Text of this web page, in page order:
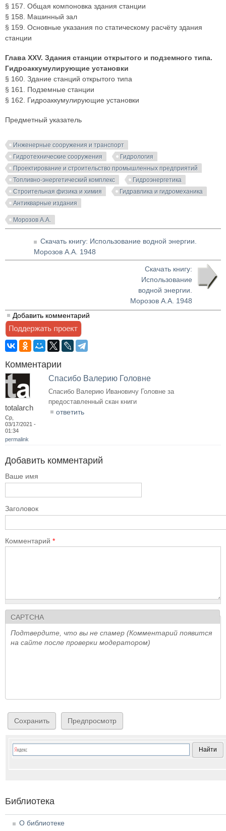
§ 157. Общая компоновка здания станции
§ 158. Машинный зал
§ 159. Основные указания по статическому расчёту здания
станции
Глава XXV. Здания станции открытого и подземного типа.
Гидроаккумулирующие установки
§ 160. Здание станций открытого типа
§ 161. Подземные станции
§ 162. Гидроаккумулирующие установки
Предметный указатель
Инженерные сооружения и транспорт
Гидротехнические сооружения
Гидрология
Проектирование и строительство промышленных предприятий
Топливно-энергетический комплекс
Гидроэнергетика
Строительная физика и химия
Гидравлика и гидромеханика
Антикварные издания
Морозов А.А.
Скачать книгу: Использование водной энергии.
Морозов А.А. 1948
Скачать книгу:
Использование
водной энергии.
Морозов А.А. 1948
Добавить комментарий
Комментарии
totalarch
Ср,
03/17/2021 -
01:34
permalink
Спасибо Валерию Головне
Спасибо Валерию Ивановичу Головне за
предоставленный скан книги
ответить
Добавить комментарий
Ваше имя
Заголовок
Комментарий *
CAPTCHA
Подтвердите, что вы не спамер (Комментарий появится
на сайте после проверки модератором)
Библиотека
О библиотеке